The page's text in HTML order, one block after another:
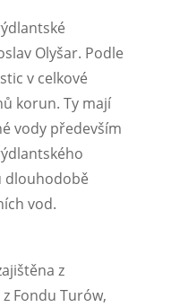
Olyšar. Podle
v celkové
korun. Ty mají
vody především
dlouhodobě
vod.
z
Fondu Turów,